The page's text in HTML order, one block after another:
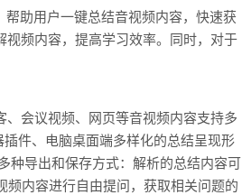
助用户一键总结音视频内容，快速获
频内容，提高学习效率。同时，对于
、会议视频、网页等音视频内容支持多
件、电脑桌面端多样化的总结呈现形
种导出和保存方式：解析的总结内容可
频内容进行自由提问，获取相关问题的